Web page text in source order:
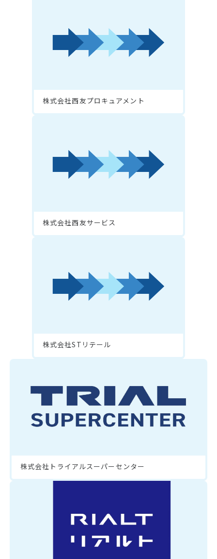
株式会社西友プロキュアメント
株式会社西友サービス
株式会社STリテール
株式会社トライアルスーパーセンター